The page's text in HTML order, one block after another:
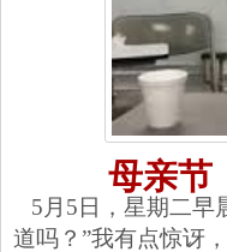
母亲节
5月5日，星期二早
道吗？”我有点惊讶